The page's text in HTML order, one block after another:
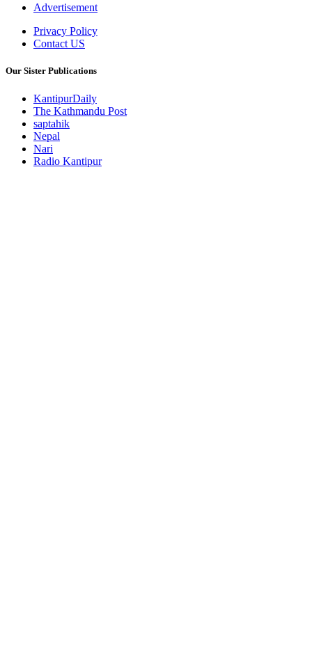
Advertisement
Privacy Policy
Contact US
Our Sister Publications
KantipurDaily
The Kathmandu Post
saptahik
Nepal
Nari
Radio Kantipur